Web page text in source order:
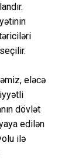
eləcə
dövlət
edilən
ilə